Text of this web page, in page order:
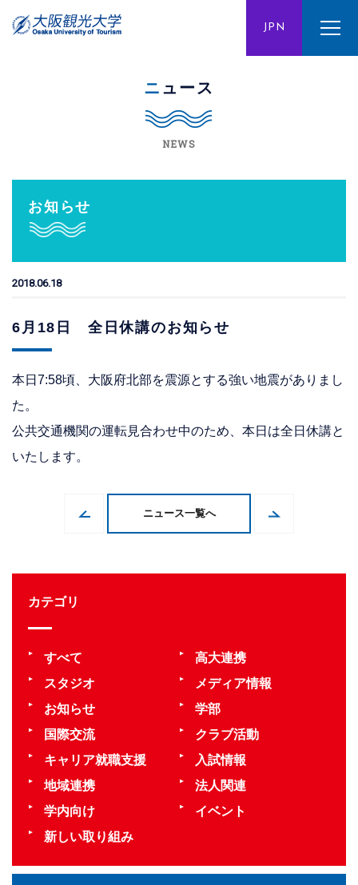
JPN
ENG CHN
ニュース
NEWS
お知らせ
2018.06.18
6月18日 全日休講のお知らせ
本日7:58頃、大阪府北部を震源とする強い地震がありまし
た。
公共交通機関の運転見合わせ中のため、本日は全日休講と
いたします。
ニュース一覧へ
カテゴリ
すべて
高大連携
スタジオ
メディア情報
お知らせ
学部
国際交流
クラブ活動
キャリア就職支援
入試情報
地域連携
法人関連
学内向け
イベント
新しい取り組み